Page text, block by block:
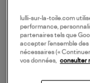
lulli-sur-la-toile.com
performance,
partenaires tels que
accepter l’ensemble
nécessaires («
vos données, consulter